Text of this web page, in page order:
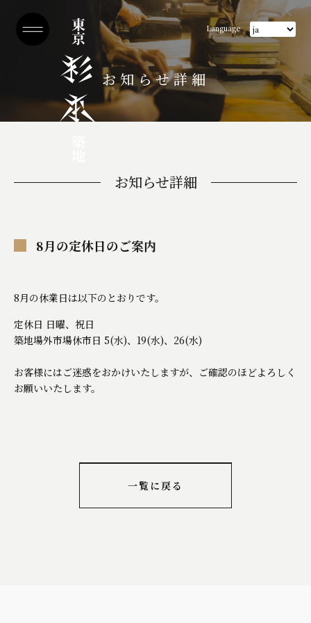
Language
お知らせ詳細
お知らせ詳細
8月の定休日のご案内
8月の休業日は以下のとおりです。
定休日 日曜、祝日
築地場外市場休市日 5(水)、19(水)、26(水)
お客様にはご迷惑をおかけいたしますが、ご確認のほどよろしく
お願いいたします。
一覧に戻る